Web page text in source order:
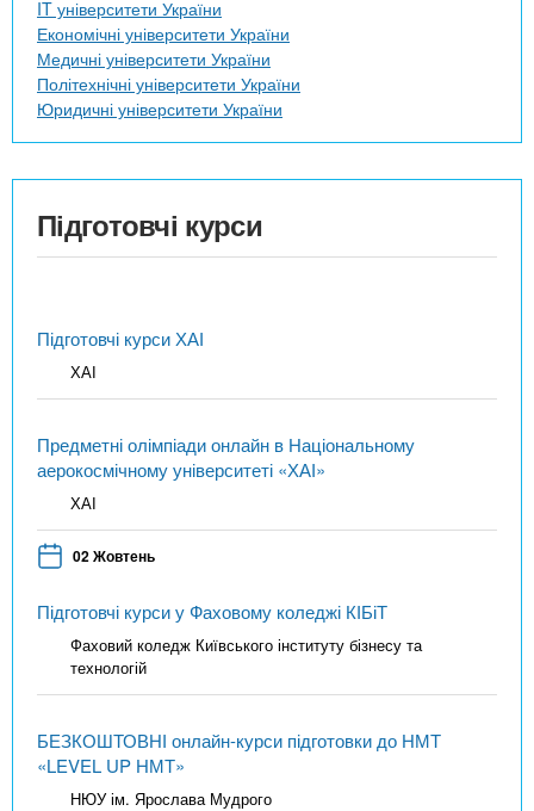
IT університети України
Економічні університети України
Медичні університети України
Політехнічні університети України
Юридичні університети України
Підготовчі курси
Підготовчі курси ХАІ
ХАІ
Предметні олімпіади онлайн в Національному
аерокосмічному університеті «ХАІ»
ХАІ
02 Жовтень
Підготовчі курси у Фаховому коледжі КІБіТ
Фаховий коледж Київського інституту бізнесу та
технологій
БЕЗКОШТОВНІ онлайн-курси підготовки до НМТ
«LEVEL UP НМТ»
НЮУ ім. Ярослава Мудрого